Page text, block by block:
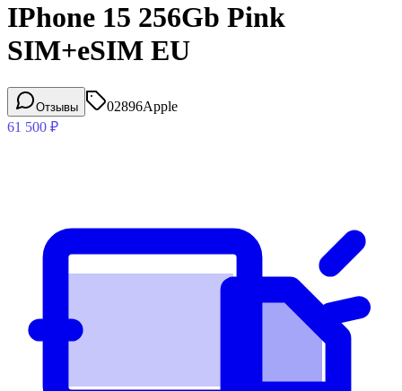
IPhone 15 256Gb Pink
SIM+eSIM EU
Отзывы 02896Apple
61 500 ₽